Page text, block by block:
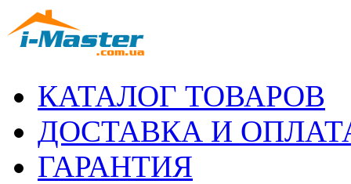
КАТАЛОГ ТОВАРОВ
ДОСТАВКА И
ГАРАНТИЯ